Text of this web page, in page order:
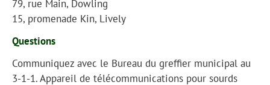
79, rue Main, Dowling
15, promenade Kin, Lively
Questions
Communiquez avec le Bureau du greffier municipal au
3-1-1. Appareil de télécommunications pour sourds